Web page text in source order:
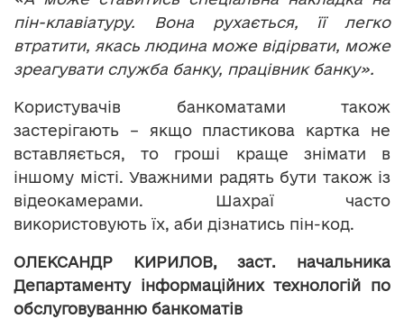
пін-клавіатуру. Вона рухається, її легко
втратити, якась людина може відірвати, може
зреагувати служба банку, працівник банку».
Користувачів банкоматами також
застерігають – якщо пластикова картка не
вставляється, то гроші краще знімати в
іншому місті. Уважними радять бути також із
відеокамерами. Шахраї часто
використовують їх, аби дізнатись пін-код.
ОЛЕКСАНДР КИРИЛОВ, заст. начальника
Департаменту інформаційних технологій по
обслуговуванню банкоматів